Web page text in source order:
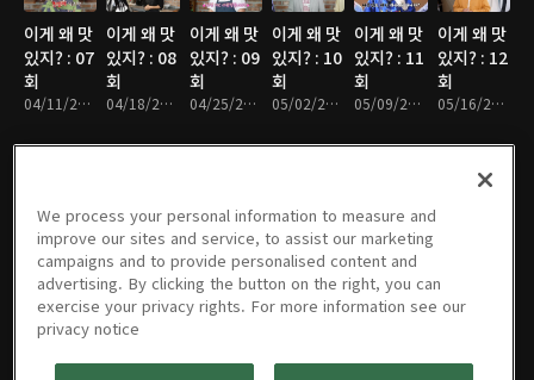
이게 왜 맛
있지? : 07
회
04/11/2023 • 47분
이게 왜 맛
있지? : 08
회
04/18/2023 • 47분
이게 왜 맛
있지? : 09
회
04/25/2023 • 47분
이게 왜 맛
있지? : 10
회
05/02/2023 • 46분
이게 왜 맛
있지? : 11
회
05/09/2023 • 46분
이게 왜 맛
있지? : 12
회
05/16/2023 • 48분
이게 왜 맛
있지? : 13
회
05/23/2023 • 46분
이게 왜 맛
있지? : 14
회
05/30/2023 • 46분
이게 왜 맛
있지? : 15
회
06/06/2023 • 51분
이게 왜 맛
있지? : 16
회
06/13/2023 • 49분
이게 왜 맛
있지? : 17
회
06/20/2023 • 48분
We process your personal information to measure and
improve our sites and service, to assist our marketing
campaigns and to provide personalised content and
advertising. By clicking the button on the right, you can
exercise your privacy rights. For more information see our
privacy notice